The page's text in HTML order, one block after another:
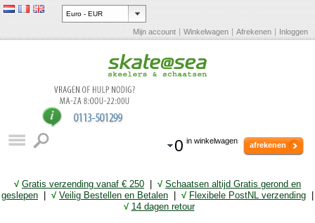
Mijn account Winkelwagen Afrekenen Inloggen
0 in winkelwagen afrekenen
√ Gratis verzending vanaf € 250 √ Schaatsen altijd Gratis gerond en
geslepen
√ Veilig Bestellen en Betalen √ Flexibele PostNL verzending
√ 14 dagen retour